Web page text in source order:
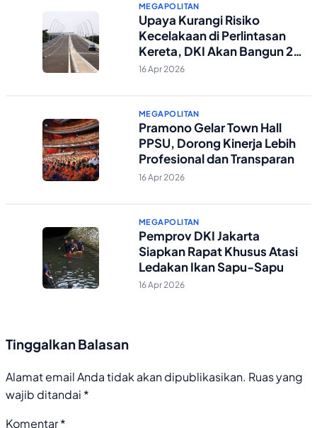
MEGAPOLITAN
Upaya Kurangi Risiko
Kecelakaan di Perlintasan
Kereta, DKI Akan Bangun 2
Flyover Baru
16 Apr 2026
MEGAPOLITAN
Pramono Gelar Town Hall
PPSU, Dorong Kinerja Lebih
Profesional dan Transparan
16 Apr 2026
MEGAPOLITAN
Pemprov DKI Jakarta
Siapkan Rapat Khusus Atasi
Ledakan Ikan Sapu-Sapu
16 Apr 2026
Tinggalkan Balasan
Alamat email Anda tidak akan dipublikasikan. Ruas yang
wajib ditandai *
Komentar*